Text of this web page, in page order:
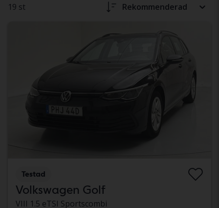
19 st Rekommenderad
Testad
Volkswagen Golf
VIII 1.5 eTSI Sportscombi